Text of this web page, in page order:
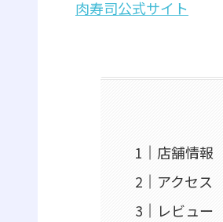
肉寿司公式サイト
店舗情報
アクセス
レビュー